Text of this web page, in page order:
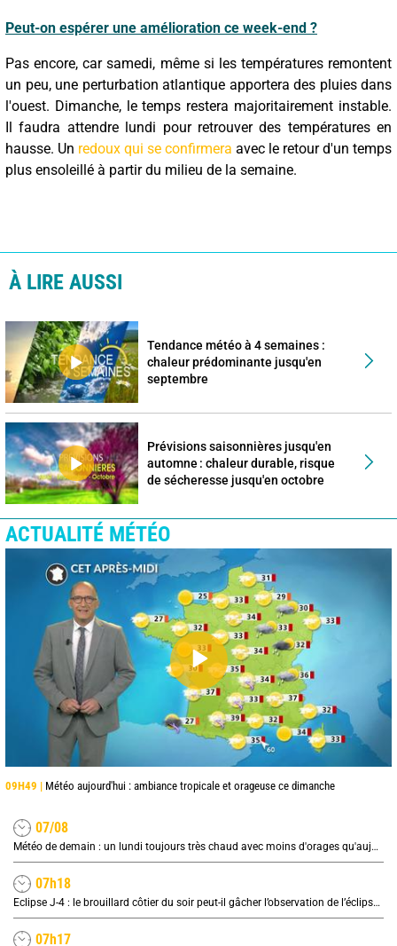
Peut-on espérer une amélioration ce week-end ?
Pas encore, car samedi, même si les températures remontent
un peu, une perturbation atlantique apportera des pluies dans
l'ouest. Dimanche, le temps restera majoritairement instable.
Il faudra attendre lundi pour retrouver des températures en
hausse. Un redoux qui se confirmera avec le retour d'un temps
plus ensoleillé à partir du milieu de la semaine.
À LIRE AUSSI
Tendance météo à 4 semaines :
chaleur prédominante jusqu'en
septembre
Prévisions saisonnières jusqu'en
automne : chaleur durable, risque
de sécheresse jusqu'en octobre
ACTUALITÉ MÉTÉO
09H49 | Météo aujourd'hui : ambiance tropicale et orageuse ce dimanche
07/08
Météo de demain : un lundi toujours très chaud avec moins d'orages qu'aujourd'hui
07h18
Eclipse J-4 : le brouillard côtier du soir peut-il gâcher l’observation de l’éclipse à la plage ?
07h17